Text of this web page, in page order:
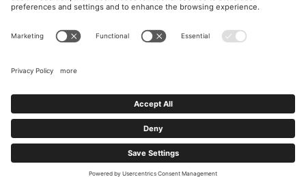
Lunedì - giovedì
dalle 08.30 alle 12.00
Telefono
kanzleiausserhofer@legalmail.it
Part. IVA 02535910216 Impressum
Privacy & Cookie Policy
Whistleblowing
Certificazioni
site created by